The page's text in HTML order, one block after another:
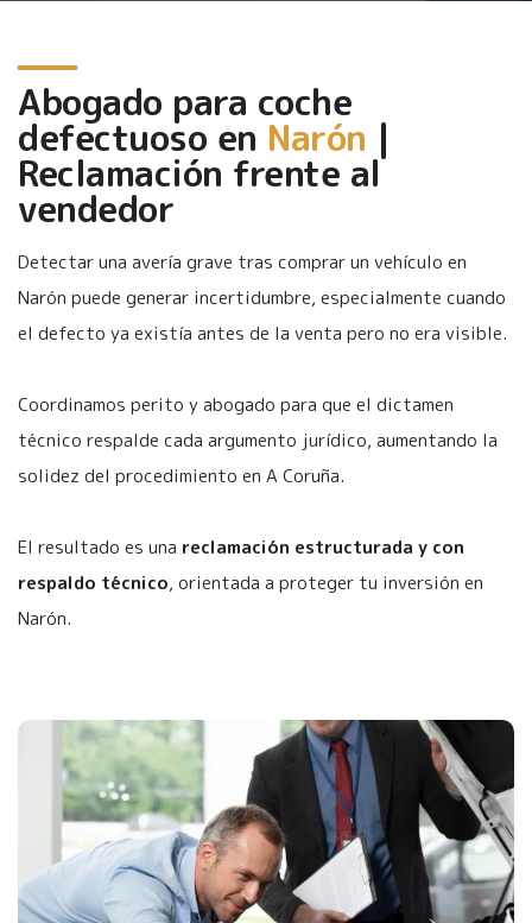
Abogado para coche
defectuoso en Narón |
Reclamación frente al
vendedor
Detectar una avería grave tras comprar un vehículo en
Narón puede generar incertidumbre, especialmente cuando
el defecto ya existía antes de la venta pero no era visible.
Coordinamos perito y abogado para que el dictamen
técnico respalde cada argumento jurídico, aumentando la
solidez del procedimiento en A Coruña.
El resultado es una reclamación estructurada y con
respaldo técnico, orientada a proteger tu inversión en
Narón.